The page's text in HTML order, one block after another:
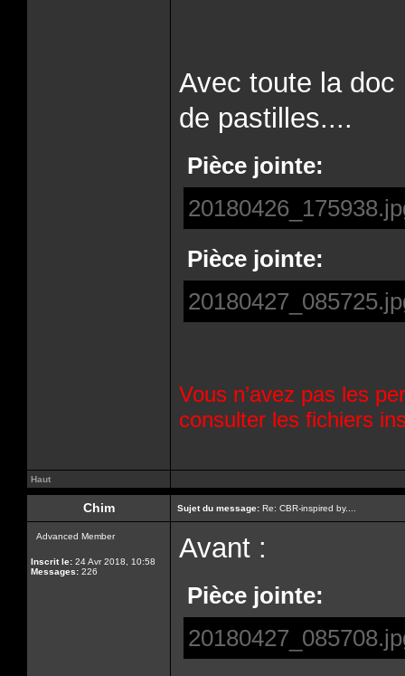
Avec toute la
de pastilles....
Pièce jointe:
Pièce jointe:
Vous n’avez pas les
consulter les fichiers
Haut
Chim Sujet du message: Re: CBR-inspired by....
Advanced Member
Inscrit le: 24 Avr 2018, 10:58
Messages: 226
Avant :
Pièce jointe: